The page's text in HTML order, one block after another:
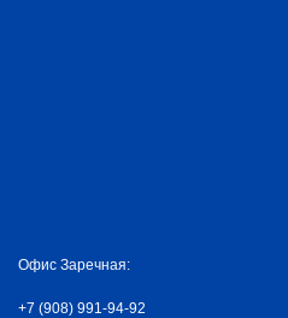
Офис Заречная:
+7 (908) 991-94-92